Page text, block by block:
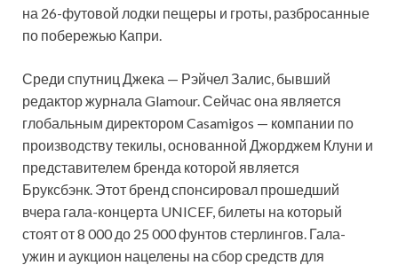
на 26-футовой лодки пещеры и гроты, разбросанные
по побережью Капри.
Среди спутниц Джека — Рэйчел Залис, бывший
редактор журнала Glamour. Сейчас она является
глобальным директором Casamigos — компании по
производству текилы, основанной Джорджем Клуни и
представителем бренда которой является
Бруксбэнк. Этот бренд спонсировал прошедший
вчера гала-концерта UNICEF, билеты на который
стоят от 8 000 до 25 000 фунтов стерлингов. Гала-
ужин и аукцион нацелены на сбор средств для